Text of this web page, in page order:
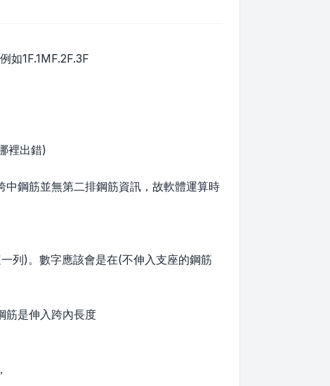
如1F.1MF.2F.3F
裡出錯)
鋼筋並無第二排鋼筋資訊，故軟體運算時
列)。數字應該會是在(不伸入支座的鋼筋
筋是伸入跨內長度